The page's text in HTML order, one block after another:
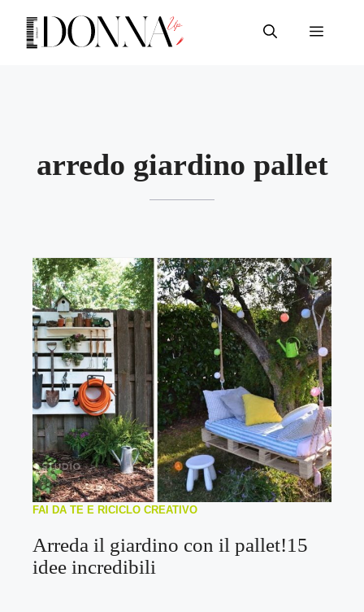
contenuto
Menu
arredo giardino pallet
FAI DA TE E RICICLO CREATIVO
Arreda il giardino con il pallet!15
idee incredibili